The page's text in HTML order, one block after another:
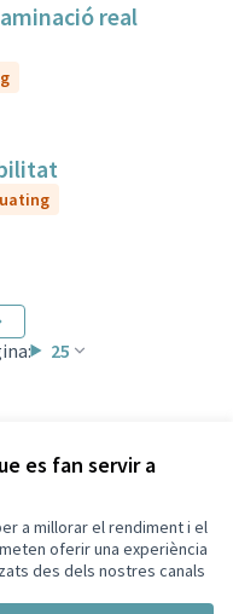
es fan servir a
a millorar el rendiment i el
oferir una experiència
des dels nostres canals
real
25